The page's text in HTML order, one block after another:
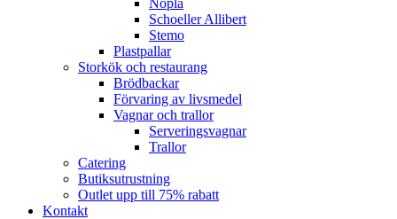
Nopla
Schoeller Allibert
Stemo
Plastpallar
Storkök och restaurang
Brödbackar
Förvaring av livsmedel
Vagnar och trallor
Serveringsvagnar
Trallor
Catering
Butiksutrustning
Outlet upp till 75% rabatt
Kontakt